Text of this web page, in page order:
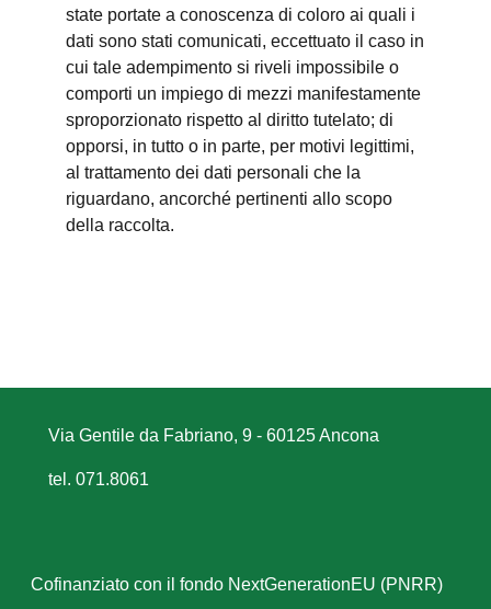
state portate a conoscenza di coloro ai quali i
dati sono stati comunicati, eccettuato il caso in
cui tale adempimento si riveli impossibile o
comporti un impiego di mezzi manifestamente
sproporzionato rispetto al diritto tutelato; di
opporsi, in tutto o in parte, per motivi legittimi,
al trattamento dei dati personali che la
riguardano, ancorché pertinenti allo scopo
della raccolta.
Via Gentile da Fabriano, 9 - 60125 Ancona
tel. 071.8061
Cofinanziato con il fondo NextGenerationEU (PNRR)